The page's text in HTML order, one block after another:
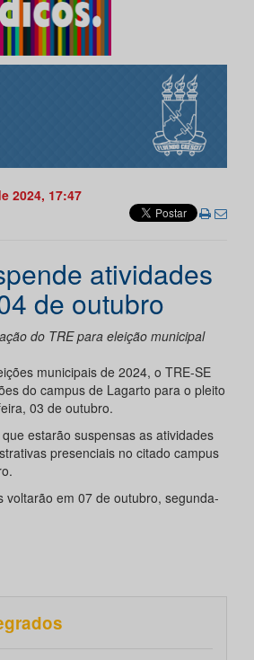
2024, 17:47
atividades
de outubro
do TRE para eleição municipal
municipais de 2024, o TRE-SE
do campus de Lagarto para o pleito
03 de outubro.
estarão suspensas as atividades
presenciais no citado campus
voltarão em 07 de outubro, segunda-